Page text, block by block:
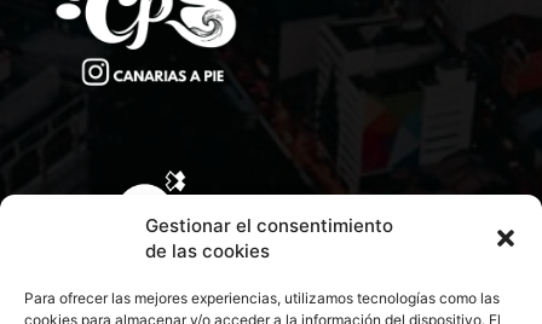
Gestionar el consentimiento
de las cookies
Para ofrecer las mejores experiencias, utilizamos tecnologías como las
cookies para almacenar y/o acceder a la información del dispositivo. El